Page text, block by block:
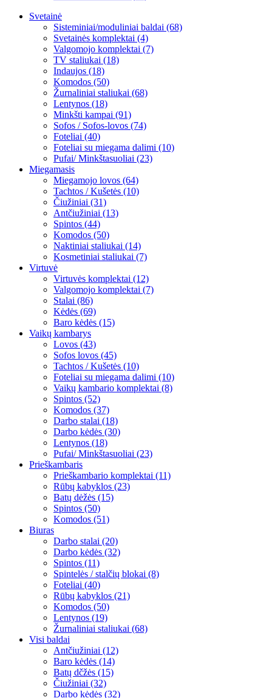
Svetainė
Sisteminiai/moduliniai baldai (68)
Svetainės komplektai (4)
Valgomojo komplektai (7)
TV staliukai (18)
Indaujos (18)
Komodos (50)
Žurnaliniai staliukai (68)
Lentynos (18)
Minkšti kampai (91)
Sofos / Sofos-lovos (74)
Foteliai (40)
Foteliai su miegama dalimi (10)
Pufai/ Minkštasuoliai (23)
Miegamasis
Miegamojo lovos (64)
Tachtos / Kušetės (10)
Čiužiniai (31)
Antčiužiniai (13)
Spintos (44)
Komodos (50)
Naktiniai staliukai (14)
Kosmetiniai staliukai (7)
Virtuvė
Virtuvės komplektai (12)
Valgomojo komplektai (7)
Stalai (86)
Kėdės (69)
Baro kėdės (15)
Vaikų kambarys
Lovos (43)
Sofos lovos (45)
Tachtos / Kušetės (10)
Foteliai su miegama dalimi (10)
Vaikų kambario komplektai (8)
Spintos (52)
Komodos (37)
Darbo stalai (18)
Darbo kėdės (30)
Lentynos (18)
Pufai/ Minkštasuoliai (23)
Prieškambaris
Prieškambario komplektai (11)
Rūbų kabyklos (23)
Batų dėžės (15)
Spintos (50)
Komodos (51)
Biuras
Darbo stalai (20)
Darbo kėdės (32)
Spintos (11)
Spintelės / stalčių blokai (8)
Foteliai (40)
Rūbų kabyklos (21)
Komodos (50)
Lentynos (19)
Žurnaliniai staliukai (68)
Visi baldai
Antčiužiniai (12)
Baro kėdės (14)
Batų dčžės (15)
Čiužiniai (32)
Darbo kėdės (32)